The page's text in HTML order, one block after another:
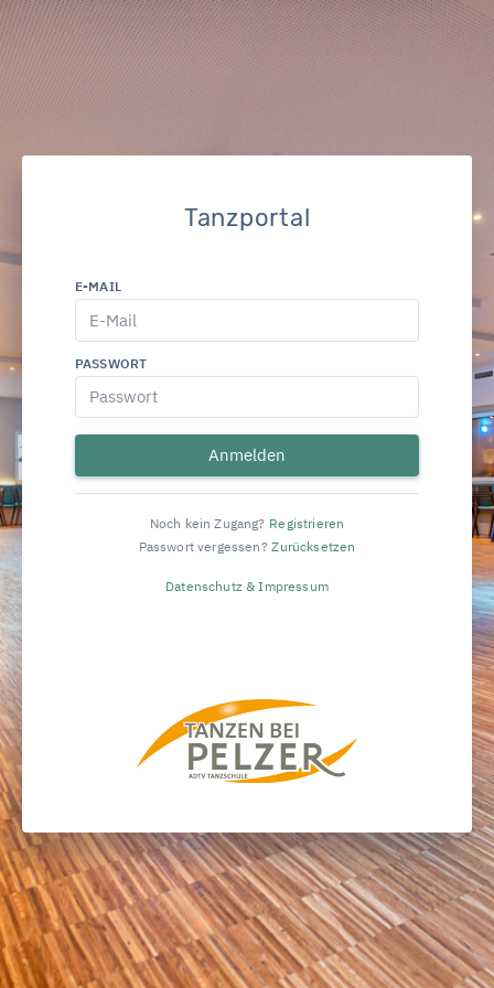
Tanzportal
E-MAIL
PASSWORT
Anmelden
Noch kein Zugang? Registrieren
Passwort vergessen? Zurücksetzen
Datenschutz & Impressum